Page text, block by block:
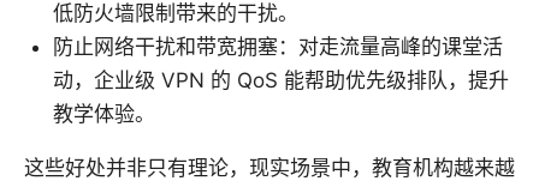
低防火墙限制带来的干扰。
防止网络干扰和带宽拥塞：对走流量高峰的课堂活
动，企业级 VPN 的 QoS 能帮助优先级排队，提升
教学体验。
这些好处并非只有理论，现实场景中，教育机构越来越